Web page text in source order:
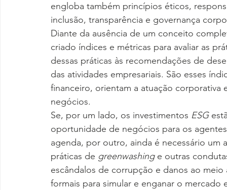
engloba também princípios éticos,
inclusão, transparência e governança
Diante da ausência de um conceito
criado índices e métricas para avaliar as
dessas práticas às recomendações de
das atividades empresariais. São esses
financeiro, orientam a atuação
negócios.
Se, por um lado, os investimentos ESG
oportunidade de negócios para os
agenda, por outro, ainda é necessário
práticas de greenwashing e outras
escândalos de corrupção e danos ao
formais para simular e enganar o mercado